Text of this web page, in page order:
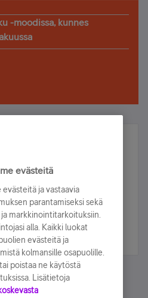
-moodissa, kunnes
ja voita!
mukana arvonnassa.
evästeitä
ja vastaavia
parantamiseksi sekä
markkinointitarkoituksiin.
alla. Kaikki luokat
evästeitä ja
kolmansille osapuolille.
poistaa ne käytöstä
Lisätietoja